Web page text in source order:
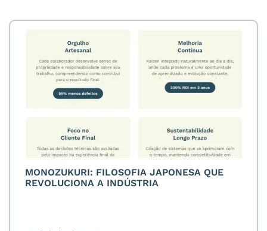
MONOZUKURI: FILOSOFIA JAPONESA QUE
REVOLUCIONA A INDÚSTRIA